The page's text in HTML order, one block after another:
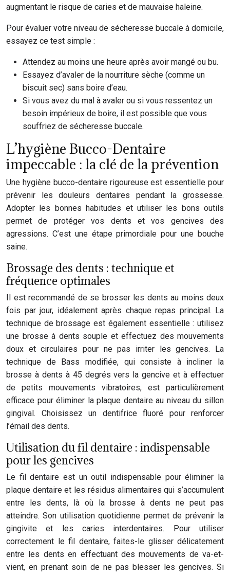
augmentant le risque de caries et de mauvaise haleine.
Pour évaluer votre niveau de sécheresse buccale à domicile,
essayez ce test simple :
Attendez au moins une heure après avoir mangé ou bu.
Essayez d’avaler de la nourriture sèche (comme un
biscuit sec) sans boire d’eau.
Si vous avez du mal à avaler ou si vous ressentez un
besoin impérieux de boire, il est possible que vous
souffriez de sécheresse buccale.
L’hygiène Bucco-Dentaire
impeccable : la clé de la prévention
Une hygiène bucco-dentaire rigoureuse est essentielle pour
prévenir les douleurs dentaires pendant la grossesse.
Adopter les bonnes habitudes et utiliser les bons outils
permet de protéger vos dents et vos gencives des
agressions. C’est une étape primordiale pour une bouche
saine.
Brossage des dents : technique et
fréquence optimales
Il est recommandé de se brosser les dents au moins deux
fois par jour, idéalement après chaque repas principal. La
technique de brossage est également essentielle : utilisez
une brosse à dents souple et effectuez des mouvements
doux et circulaires pour ne pas irriter les gencives. La
technique de Bass modifiée, qui consiste à incliner la
brosse à dents à 45 degrés vers la gencive et à effectuer
de petits mouvements vibratoires, est particulièrement
efficace pour éliminer la plaque dentaire au niveau du sillon
gingival. Choisissez un dentifrice fluoré pour renforcer
l’émail des dents.
Utilisation du fil dentaire : indispensable
pour les gencives
Le fil dentaire est un outil indispensable pour éliminer la
plaque dentaire et les résidus alimentaires qui s’accumulent
entre les dents, là où la brosse à dents ne peut pas
atteindre. Son utilisation quotidienne permet de prévenir la
gingivite et les caries interdentaires. Pour utiliser
correctement le fil dentaire, faites-le glisser délicatement
entre les dents en effectuant des mouvements de va-et-
vient, en prenant soin de ne pas blesser les gencives. Si